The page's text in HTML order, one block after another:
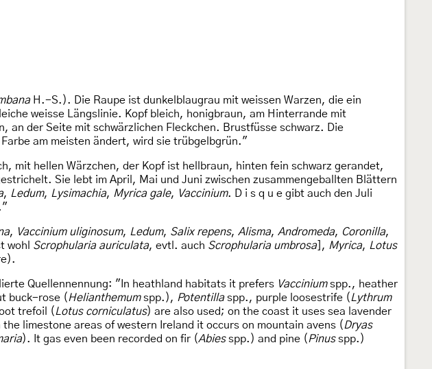
H.-S.). Die Raupe ist dunkelblaugrau mit weissen Warzen, die ein
weisse Längslinie. Kopf bleich, honigbraun, am Hinterrande mit
der Seite mit schwärzlichen Fleckchen. Brustfüsse schwarz. Die
am meisten ändert, wird sie trübgelbgrün."
mit hellen Wärzchen, der Kopf ist hellbraun, hinten fein schwarz gerandet,
Sie lebt im April, Mai und Juni zwischen zusammengeballten Blättern
, Ledum, Lysimachia, Myrica gale, Vaccinium. D i s q u e gibt auch den Juli
, Vaccinium uliginosum, Ledum, Salix repens, Alisma, Andromeda, Coronilla,
wohl Scrophularia auriculata, evtl. auch Scrophularia umbrosa], Myrica, Lotus
Quellennennung: "In heathland habitats it prefers Vacciniumspp., heather
buck-rose ( Helianthemumspp.), Potentillaspp., purple loosestrife ( Lythrum
trefoil ( Lotus corniculatus) are also used; on the coast it uses sea lavender
limestone areas of western Ireland it occurs on mountain avens ( Dryas
). It gas even been recorded on fir (Abiesspp.) and pine ( Pinusspp.)